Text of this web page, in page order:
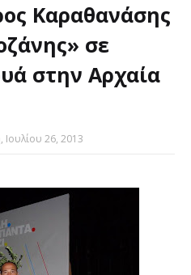
Καραθανάσης
σε
στην Αρχαία
26, 2013